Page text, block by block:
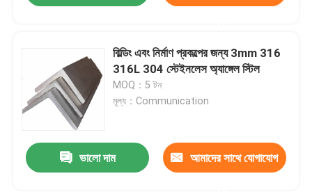
বিল্ডিং এবং নির্মাণ প্রকল্পের জন্য 3mm 316
316L 304 স্টেইনলেস অ্যাঙ্গেল স্টিল
MOQ：5 টন
মূল্য：Communication
ভালো দাম আমাদের সাথে যোগাযোগ